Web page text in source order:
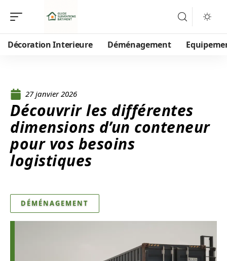
Décoration Interieure Déménagement
27 janvier 2026
Découvrir les différentes
dimensions d’un conteneur
pour vos besoins
logistiques
DÉMÉNAGEMENT